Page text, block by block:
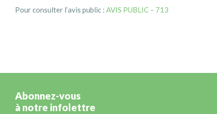
Pour consulter l’avis public : AVIS PUBLIC – 713
Abonnez-vous
à notre infolettre